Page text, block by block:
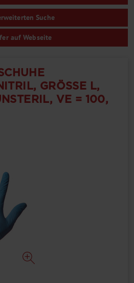
Suche
auf Webseite
GRÖSSE L, T
VE = 100, L